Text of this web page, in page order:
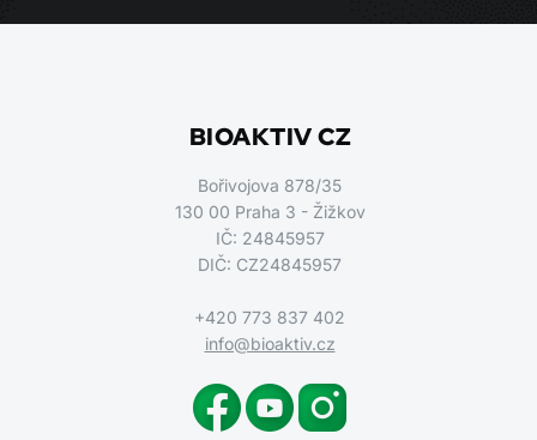
BIOAKTIV CZ
Bořivojova 878/35
130 00 Praha 3 - Žižkov
IČ: 24845957
DIČ: CZ24845957
+420 773 837 402
info@bioaktiv.cz